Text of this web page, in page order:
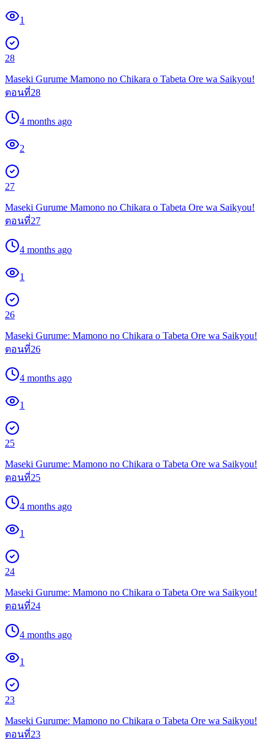
1
28
Maseki Gurume Mamono no Chikara o Tabeta Ore wa Saikyou!
ตอนที่28
4 months ago
2
27
Maseki Gurume Mamono no Chikara o Tabeta Ore wa Saikyou!
ตอนที่27
4 months ago
1
26
Maseki Gurume: Mamono no Chikara o Tabeta Ore wa Saikyou!
ตอนที่26
4 months ago
1
25
Maseki Gurume: Mamono no Chikara o Tabeta Ore wa Saikyou!
ตอนที่25
4 months ago
1
24
Maseki Gurume: Mamono no Chikara o Tabeta Ore wa Saikyou!
ตอนที่24
4 months ago
1
23
Maseki Gurume: Mamono no Chikara o Tabeta Ore wa Saikyou!
ตอนที่23